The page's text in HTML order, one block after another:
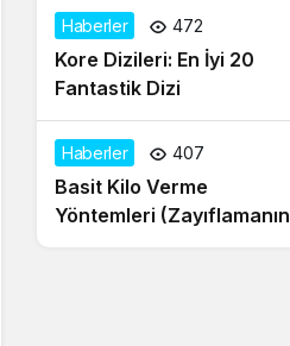
Haberler 472
Kore Dizileri: En İyi 20
Fantastik Dizi
Haberler 407
Basit Kilo Verme
Yöntemleri (Zayıflamanın